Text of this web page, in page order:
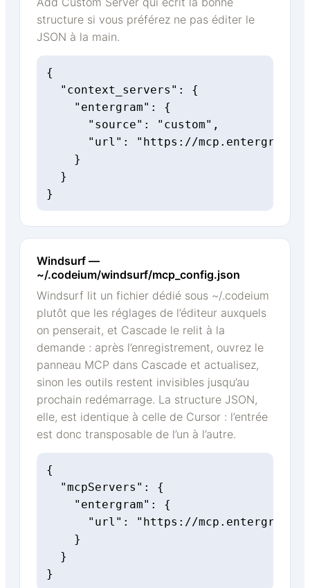
structure si vous préférez ne pas éditer le
JSON à la main.
{
  "context_servers": {
    "entergram": {
      "source": "custom",
"url": "https://
    }
  }
}
Windsurf —
~/.codeium/windsurf/mcp_config.json
Windsurf lit un fichier dédié sous ~/.codeium
plutôt que les réglages de l’éditeur auxquels
on penserait, et Cascade le relit à la
demande : après l’enregistrement, ouvrez le
panneau MCP dans Cascade et actualisez,
sinon les outils restent invisibles jusqu’au
prochain redémarrage. La structure JSON,
elle, est identique à celle de Cursor : l’entrée
est donc transposable de l’un à l’autre.
{
  "mcpServers": {
    "entergram": {
"url": "https://
    }
  }
}